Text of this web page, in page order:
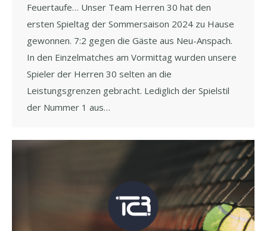
Feuertaufe… Unser Team Herren 30 hat den
ersten Spieltag der Sommersaison 2024 zu Hause
gewonnen. 7:2 gegen die Gäste aus Neu-Anspach.
In den Einzelmatches am Vormittag wurden unsere
Spieler der Herren 30 selten an die
Leistungsgrenzen gebracht. Lediglich der Spielstil
der Nummer 1 aus…